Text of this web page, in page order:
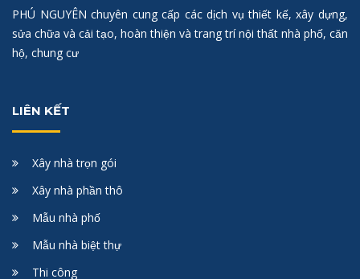
PHÚ NGUYÊN chuyên cung cấp các dịch vụ thiết kế, xây dựng,
sửa chữa và cải tạo, hoàn thiện và trang trí nội thất nhà phố, căn
hộ, chung cư
LIÊN KẾT
Xây nhà trọn gói
Xây nhà phần thô
Mẫu nhà phố
Mẫu nhà biệt thự
Thi công